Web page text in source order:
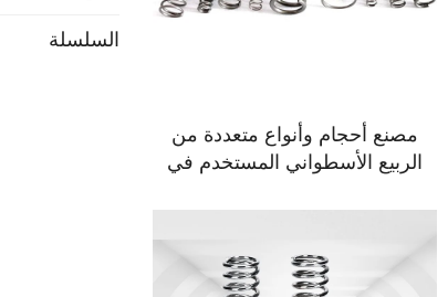
السلسلة
مصنع أحجام وأنواع متعددة من
الربيع الأسطواني المستخدم في